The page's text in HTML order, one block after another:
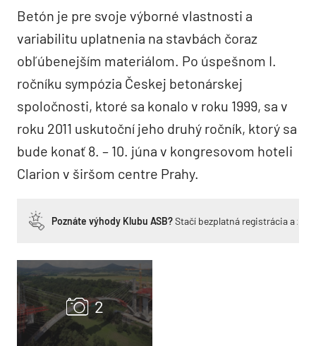
Betón je pre svoje výborné vlastnosti a
variabilitu uplatnenia na stavbách čoraz
obľúbenejším materiálom. Po úspešnom I.
ročníku sympózia Českej betonárskej
spoločnosti, ktoré sa konalo v roku 1999, sa v
roku 2011 uskutoční jeho druhý ročník, ktorý sa
bude konať 8. – 10. júna v kongresovom hoteli
Clarion v širšom centre Prahy.
Poznáte výhody Klubu ASB?Stačí bezplatná registrácia a